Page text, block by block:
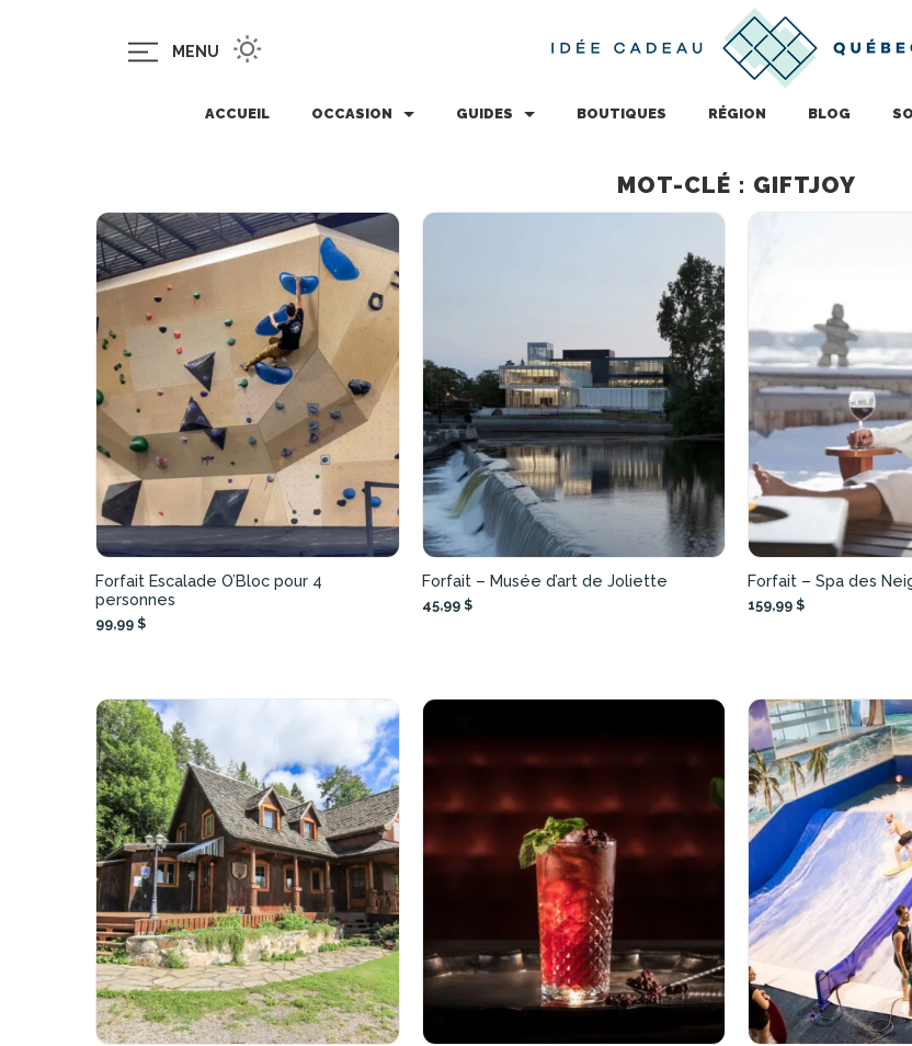
MENU
ACCUEIL OCCASION GUIDES BOUTIQUES RÉGION BLOG
MOT-CLÉ : GIFTJOY
Forfait Escalade O’Bloc pour 4
personnes
99,99 $
Forfait – Musée d’art de Joliette
45,99 $
Forfait – Spa des
159,99 $